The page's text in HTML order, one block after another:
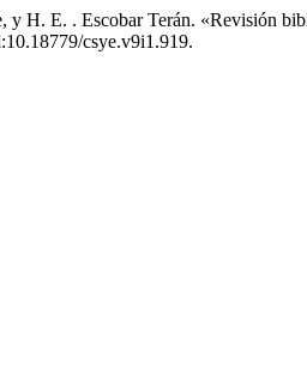
H. E. . Escobar Terán. «Revisión
csye.v9i1.919.